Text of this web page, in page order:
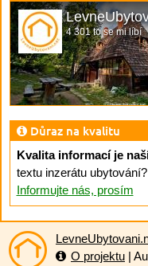
4 301 to se mi líbí
Důraz na kvalitu
Kvalita informací je
textu inzerátu ubytování?
Informujte nás, prosím
O projektu |